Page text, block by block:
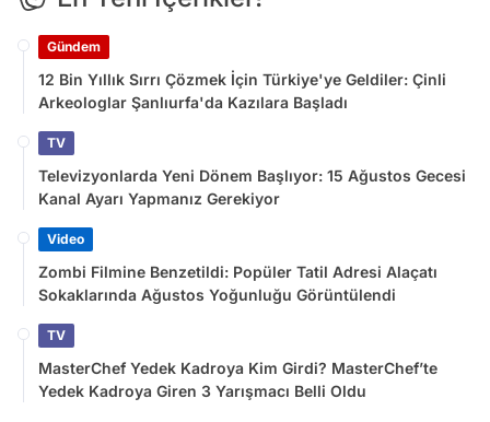
Gündem
12 Bin Yıllık Sırrı Çözmek İçin Türkiye'ye Geldiler: Çinli
Arkeologlar Şanlıurfa'da Kazılara Başladı
TV
Televizyonlarda Yeni Dönem Başlıyor: 15 Ağustos Gecesi
Kanal Ayarı Yapmanız Gerekiyor
Video
Zombi Filmine Benzetildi: Popüler Tatil Adresi Alaçatı
Sokaklarında Ağustos Yoğunluğu Görüntülendi
TV
MasterChef Yedek Kadroya Kim Girdi? MasterChef’te
Yedek Kadroya Giren 3 Yarışmacı Belli Oldu